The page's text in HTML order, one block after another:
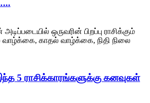
ஒருவரின் பிறப்பு ராசிக்கும்
காதல் வாழ்க்கை, நிதி நிலை
5 ராசிக்காரங்களுக்கு கனவுகள்